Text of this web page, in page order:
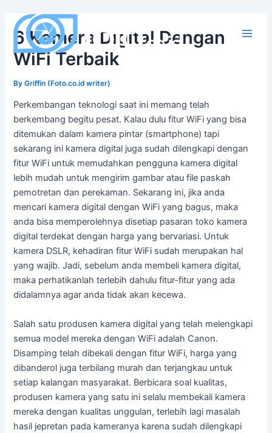
content
6 Kamera Digital Dengan
WiFi Terbaik
ByGriffin (Foto.co.id writer)
Perkembangan teknologi saat ini memang telah
berkembang begitu pesat. Kalau dulu fitur WiFi yang bisa
ditemukan dalam kamera pintar (smartphone) tapi
sekarang ini kamera digital juga sudah dilengkapi dengan
fitur WiFi untuk memudahkan pengguna kamera digital
lebih mudah untuk mengirim gambar atau file paskah
pemotretan dan perekaman. Sekarang ini, jika anda
mencari kamera digital dengan WiFi yang bagus, maka
anda bisa memperolehnya disetiap pasaran toko kamera
digital terdekat dengan harga yang bervariasi. Untuk
kamera DSLR, kehadiran fitur WiFi sudah merupakan hal
yang wajib. Jadi, sebelum anda membeli kamera digital,
maka perhatikanlah terlebih dahulu fitur-fitur yang ada
didalamnya agar anda tidak akan kecewa.
Salah satu produsen kamera digital yang telah melengkapi
semua model mereka dengan WiFi adalah Canon.
Disamping telah dibekali dengan fitur WiFi, harga yang
dibanderol juga terbilang murah dan terjangkau untuk
setiap kalangan masyarakat. Berbicara soal kualitas,
produsen kamera yang satu ini selalu membekali kamera
mereka dengan kualitas unggulan, terlebih lagi masalah
hasil jepretan pada kameranya karena sudah dilengkapi